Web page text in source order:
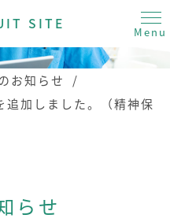
SITE Menu
お知らせ
/
追加しました。（精神保
らせ